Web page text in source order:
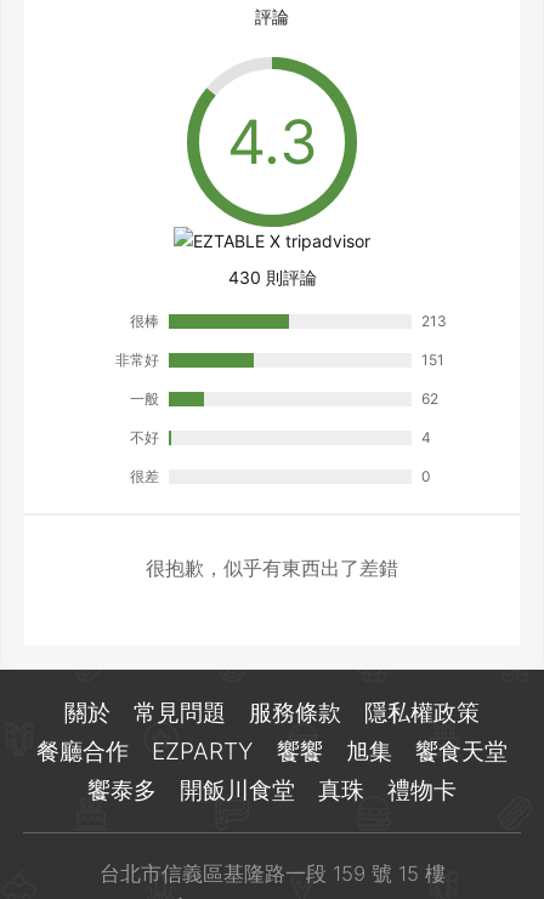
評論
430 則評論
很棒 213
非常好 151
一般 62
不好 4
很差 0
很抱歉，似乎有東西出了差錯
關於 常見問題 服務條款
隱私權政策
餐廳合作
EZPARTY 饗饗 旭集
饗食天堂
饗泰多
開飯川食堂 真珠 禮物卡
台北市信義區基隆路一段 159 號 15 樓